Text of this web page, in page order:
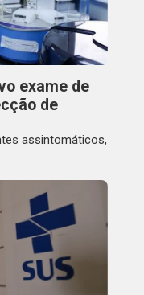
exame de
de
assintomáticos,